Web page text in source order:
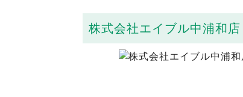
株式会社エイブル中浦和店